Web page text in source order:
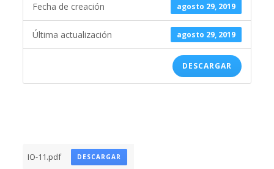
agosto 29, 2019
Fecha de creación
agosto 29, 2019
Última actualización
DESCARGAR
IO-11.pdf DESCARGAR